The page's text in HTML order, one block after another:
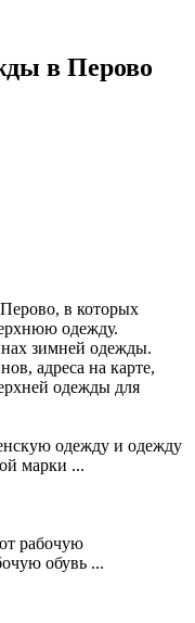
в Перово
в которых
одежду.
зимней одежды.
адреса на карте,
одежды для
одежду и одежду
марки ...
рабочую
обувь ...